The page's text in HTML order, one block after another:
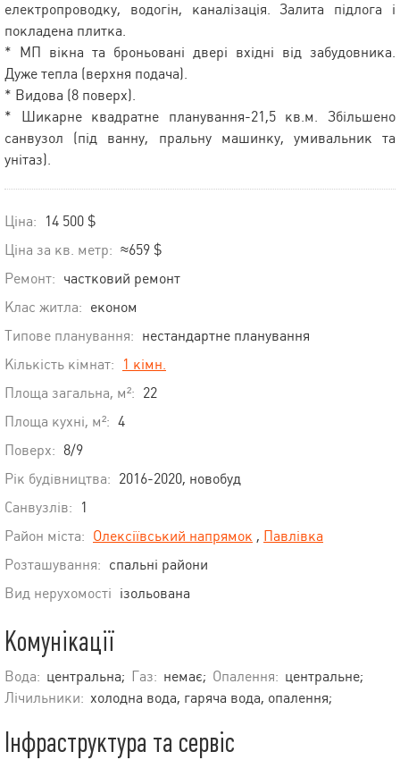
електропроводку, водогін, каналізація. Залита підлога і
покладена плитка.
* МП вікна та броньовані двері вхідні від забудовника.
Дуже тепла (верхня подача).
* Видова (8 поверх).
* Шикарне квадратне планування-21,5 кв.м. Збільшено
санвузол (під ванну, пральну машинку, умивальник та
унітаз).
Ціна:
14 500 $
Ціна за кв. метр: ≈659 $
Ремонт: частковий ремонт
Клас житла: економ
Типове планування: нестандартне планування
Кількість кімнат:
1 кімн.
Площа загальна, м²: 22
Площа кухні, м²: 4
Поверх: 8/9
Рік будівництва: 2016-2020, новобуд
Санвузлів:
1
Район міста: Олексіївський напрямок , Павлівка
Розташування: спальні райони
Вид нерухомості ізольована
Комунікації
Вода: центральна; Газ: немає; Опалення: центральне;
Лічильники: холодна вода, гаряча вода, опалення;
Інфраструктура та сервіс